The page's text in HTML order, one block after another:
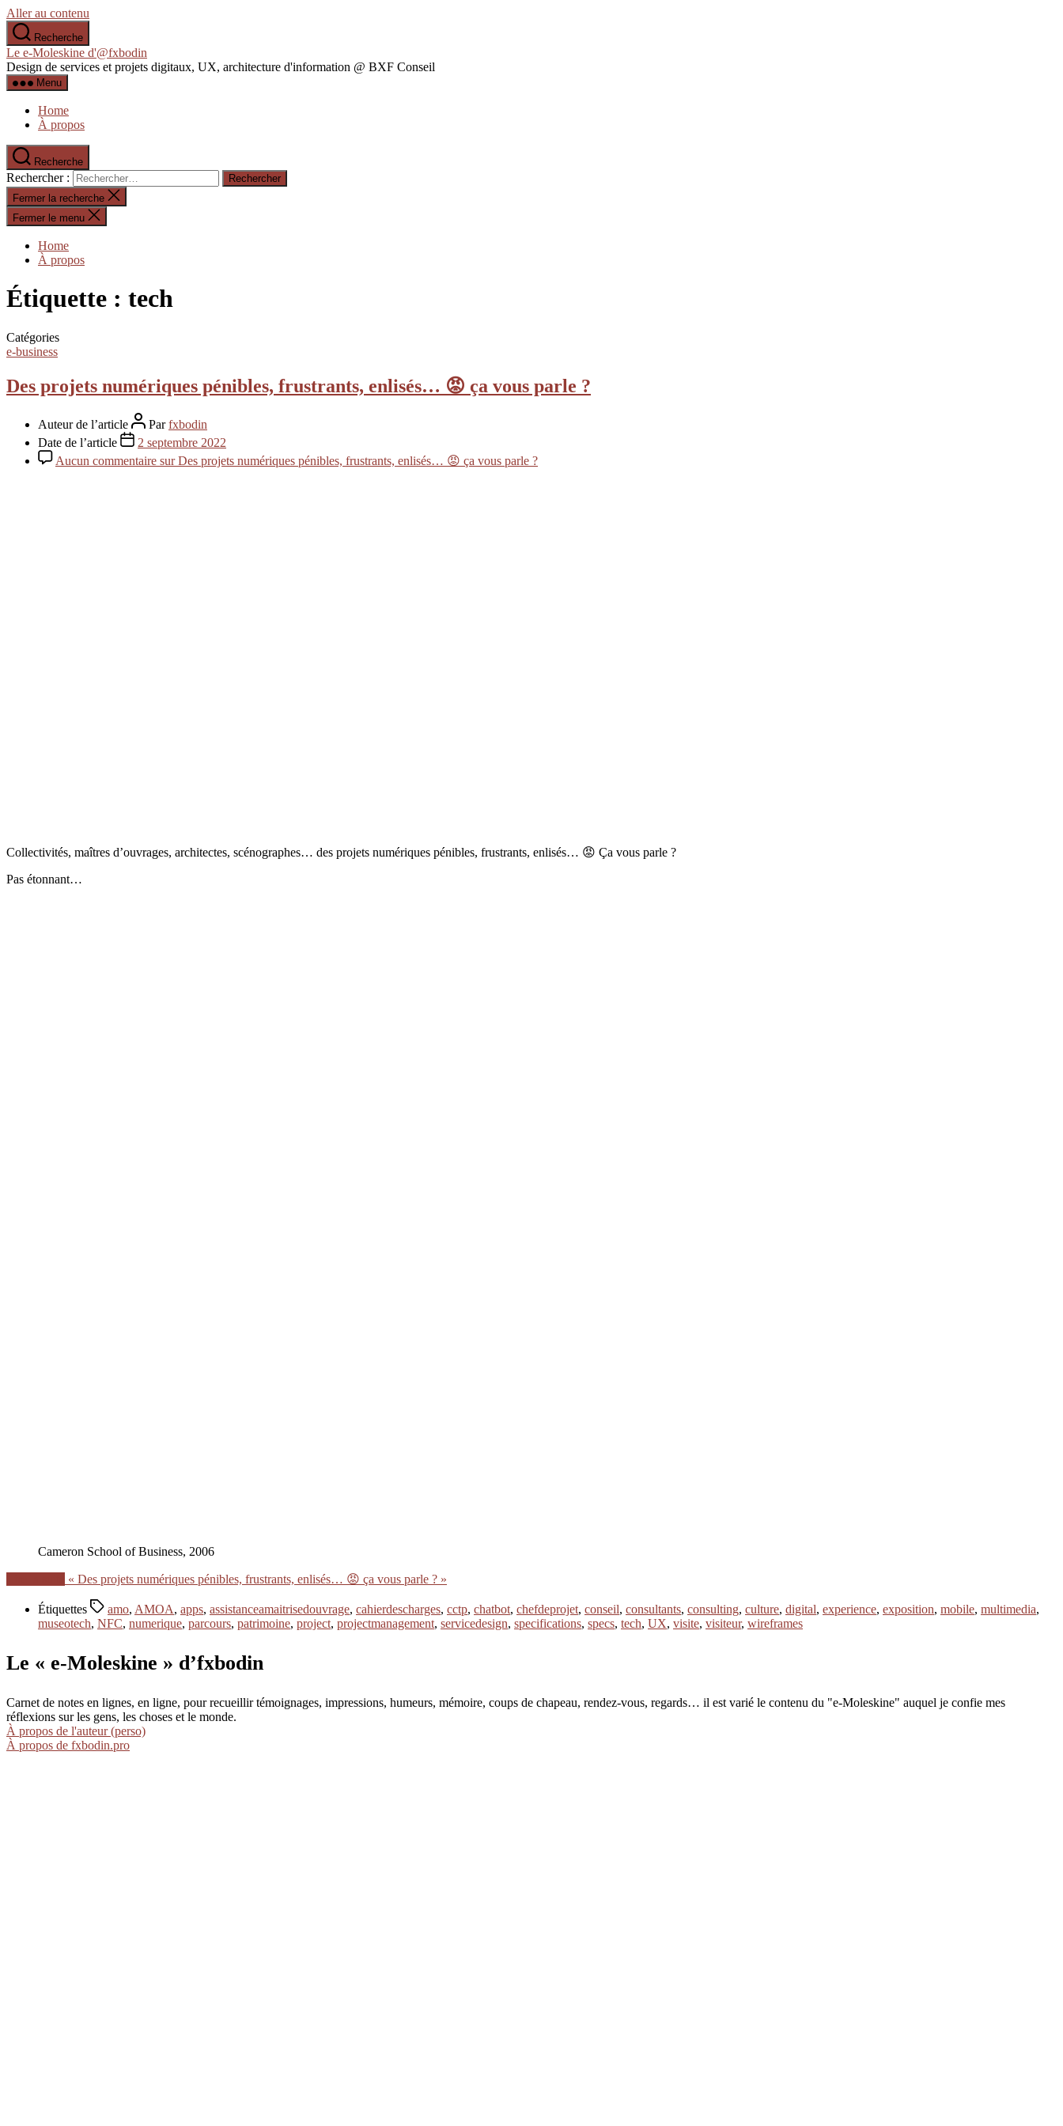
Aller au contenu
Recherche
Le e-Moleskine d'@fxbodin
Design de services et projets digitaux, UX, architecture d'information @ BXF Conseil
Menu
Home
À propos
Recherche
Rechercher :
Fermer la recherche
Fermer le menu
Home
À propos
Étiquette : tech
Catégories
e-business
Des projets numériques pénibles, frustrants, enlisés… 😡 ça vous parle ?
Auteur de l’article Parfxbodin
Date de l’article
2 septembre 2022
Aucun commentaire sur Des projets numériques pénibles, frustrants, enlisés… 😡 ça vous parle ?
Collectivités, maîtres d’ouvrages, architectes, scénographes… des projets numériques pénibles, frustrants, enlisés… 😡 Ça vous parle ?
Pas étonnant…
Cameron School of Business, 2006
« Des projets numériques pénibles, frustrants, enlisés… 😡 ça vous parle ? »
Étiquettes amo, AMOA, apps, assistanceamaitrisedouvrage, cahierdescharges, cctp, chatbot, chefdeprojet, conseil, consultants, consulting, culture, digital, experience, exposition, mobile, multimedia,
museotech, NFC, numerique, parcours, patrimoine, project, projectmanagement, servicedesign, specifications, specs, tech, UX, visite, visiteur, wireframes
Le « e-Moleskine » d’fxbodin
Carnet de notes en lignes, en ligne, pour recueillir témoignages, impressions, humeurs, mémoire, coups de chapeau, rendez-vous, regards… il est varié le contenu du "e-Moleskine" auquel je confie mes
réflexions sur les gens, les choses et le monde.
À propos de l'auteur (perso)
À propos de fxbodin.pro